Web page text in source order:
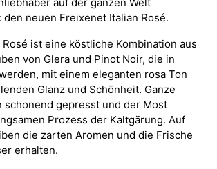
neuen Freixenet Italian Rosé.
ist eine köstliche Kombination aus
von Glera und Pinot Noir, die in
mit einem eleganten rosa Ton
Glanz und Schönheit. Ganze
schonend gepresst und der Most
Prozess der Kaltgärung. Auf
die zarten Aromen und die Frische
erhalten.